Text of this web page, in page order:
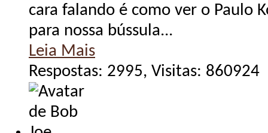
cara falando é como ver o Paulo
para nossa bússula...
Leia Mais
Respostas: 2995, Visitas: 860924